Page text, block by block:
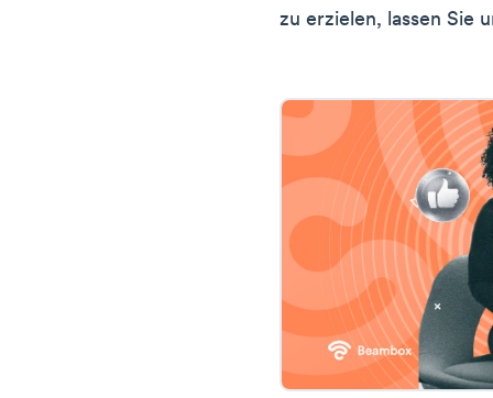
zu erzielen, lassen Sie